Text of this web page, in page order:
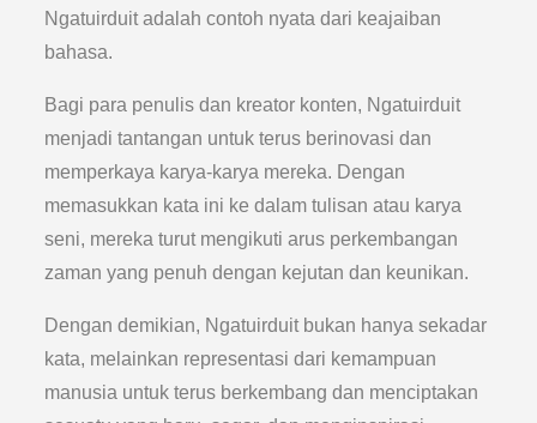
Ngatuirduit adalah contoh nyata dari keajaiban
bahasa.
Bagi para penulis dan kreator konten, Ngatuirduit
menjadi tantangan untuk terus berinovasi dan
memperkaya karya-karya mereka. Dengan
memasukkan kata ini ke dalam tulisan atau karya
seni, mereka turut mengikuti arus perkembangan
zaman yang penuh dengan kejutan dan keunikan.
Dengan demikian, Ngatuirduit bukan hanya sekadar
kata, melainkan representasi dari kemampuan
manusia untuk terus berkembang dan menciptakan